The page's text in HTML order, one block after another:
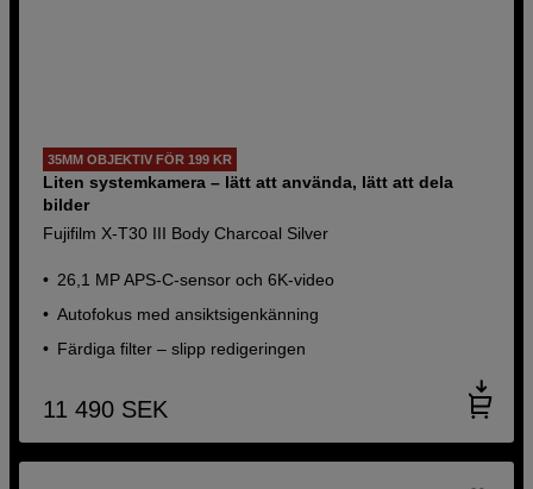
35MM OBJEKTIV FÖR 199 KR
Liten systemkamera – lätt att använda, lätt att dela
bilder
Fujifilm X-T30 III Body Charcoal Silver
26,1 MP APS-C-sensor och 6K-video
Autofokus med ansiktsigenkänning
Färdiga filter – slipp redigeringen
11 490 SEK